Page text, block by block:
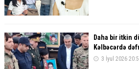
Daha bir itkin
Kəlbəcərdə
3 İyul 2026